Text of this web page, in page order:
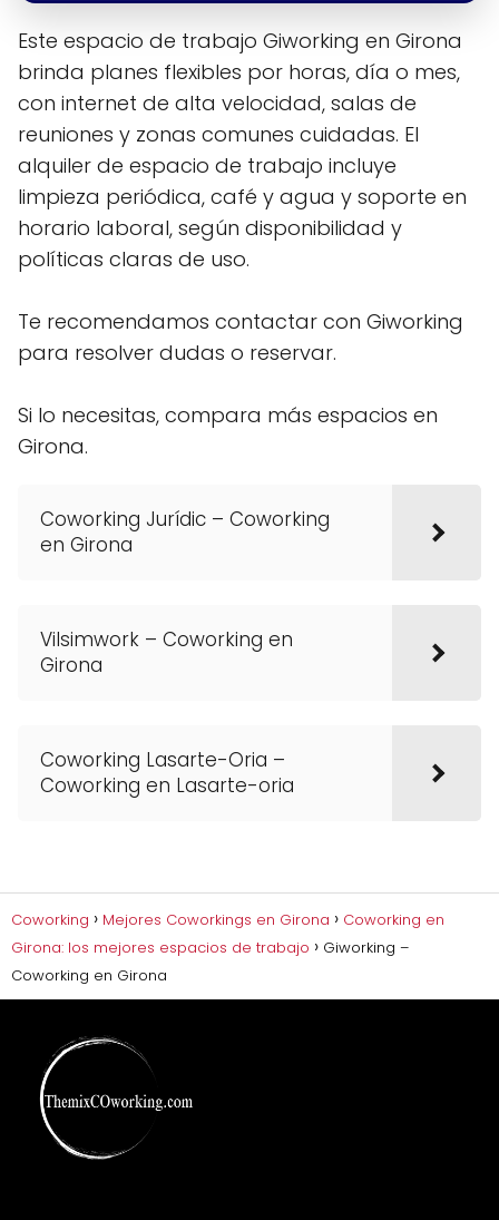
Este espacio de trabajo Giworking en Girona
brinda planes flexibles por horas, día o mes,
con internet de alta velocidad, salas de
reuniones y zonas comunes cuidadas. El
alquiler de espacio de trabajo incluye
limpieza periódica, café y agua y soporte en
horario laboral, según disponibilidad y
políticas claras de uso.
Te recomendamos contactar con Giworking
para resolver dudas o reservar.
Si lo necesitas, compara más espacios en
Girona.
Coworking Jurídic – Coworking
en Girona
Vilsimwork – Coworking en
Girona
Coworking Lasarte-Oria –
Coworking en Lasarte-oria
Coworking Mejores Coworkings en Girona
Coworking en
Girona: los mejores espacios de trabajo
Giworking –
Coworking en Girona